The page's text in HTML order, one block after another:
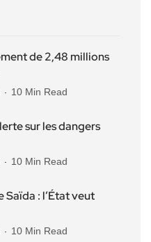
de 2,48 millions
10 Min Read
sur les dangers
10 Min Read
Saïda : l’État veut
10 Min Read